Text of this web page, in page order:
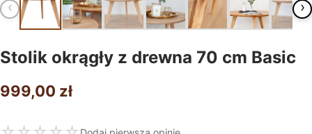
‹ ›
Stolik okrągły z drewna 70 cm Basic
999,00 zł